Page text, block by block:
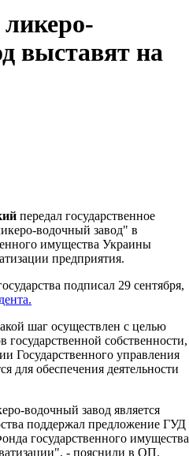
выставят на
передал государственное
водочный завод" в
имущества Украины
предприятия.
подписал 29 сентября,
шаг осуществлен с целью
государственной собственности,
Государственного управления
для обеспечения деятельности
водочный завод является
поддержал предложение ГУД
государственного имущества
- пояснили в ОП.